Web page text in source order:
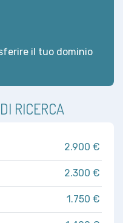
il tuo dominio
RICERCA
2.900 €
2.300 €
1.750 €